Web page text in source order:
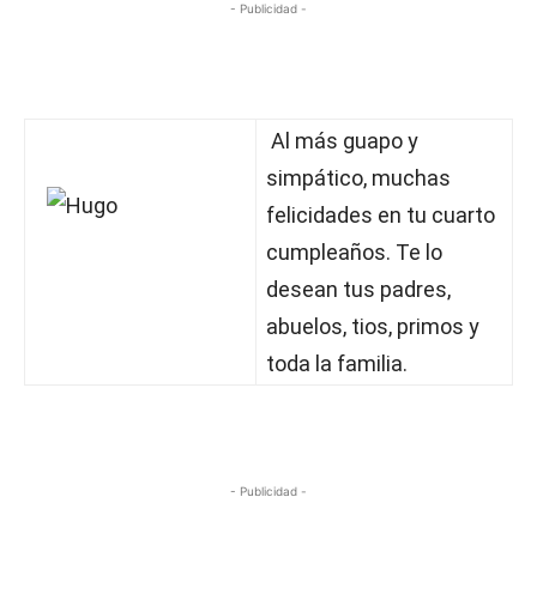
- Publicidad -
Al más guapo y
simpático, muchas
felicidades en tu cuarto
cumpleaños. Te lo
desean tus padres,
abuelos, tios, primos y
toda la familia.
- Publicidad -